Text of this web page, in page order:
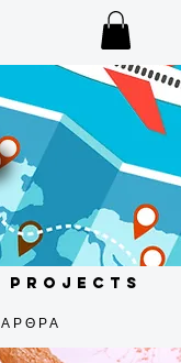
Projects
ΑΡΘΡΑ